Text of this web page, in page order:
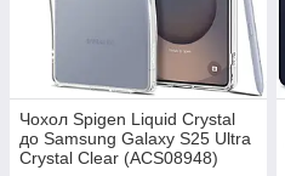
Чохол Spigen Liquid Crystal
до Samsung Galaxy S25 Ultra
Crystal Clear (ACS08948)